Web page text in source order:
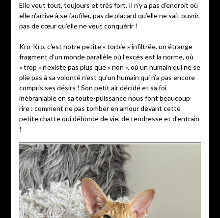
Elle veut tout, toujours et très fort. Il n’y a pas d’endroit où
elle n’arrive à se faufiler, pas de placard qu’elle ne sait ouvrir,
pas de cœur qu’elle ne veut conquérir !
Kro-Kro, c’est notre petite « torbie » infiltrée, un étrange
fragment d’un monde parallèle où l’excès est la norme, où
« trop » n’existe pas plus que « non », où un humain qui ne se
plie pas à sa volonté n’est qu’un humain qui n’a pas encore
compris ses désirs ! Son petit air décidé et sa foi
inébranlable en sa toute-puissance nous font beaucoup
rire : comment ne pas tomber en amour devant cette
petite chatte qui déborde de vie, de tendresse et d’entrain
!